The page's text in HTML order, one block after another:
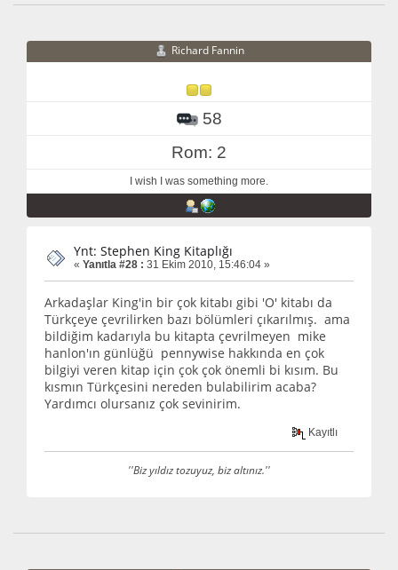
Richard Fannin
58
Rom: 2
I wish I was something more.
Ynt: Stephen King Kitaplığı
« Yanıtla #28 : 31 Ekim 2010, 15:46:04 »
Arkadaşlar King'in bir çok kitabı gibi 'O' kitabı da
Türkçeye çevrilirken bazı bölümleri çıkarılmış. ama
bildiğim kadarıyla bu kitapta çevrilmeyen mike
hanlon'ın günlüğü pennywise hakkında en çok
bilgiyi veren kitap için çok çok önemli bi kısım. Bu
kısmın Türkçesini nereden bulabilirim acaba?
Yardımcı olursanız çok sevinirim.
Kayıtlı
''Biz yıldız tozuyuz, biz altınız.''